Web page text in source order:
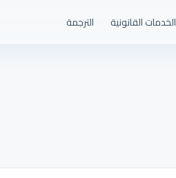
الخدمات القانونية الترجمة